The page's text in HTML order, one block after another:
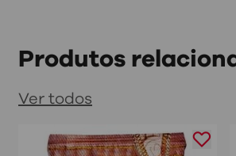
Produtos
Ver todos